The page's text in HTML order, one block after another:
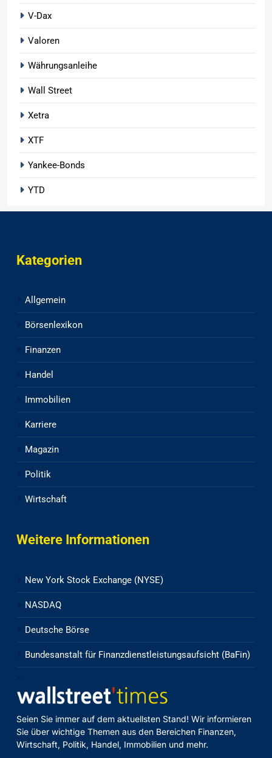
V-Dax
Valoren
Währungsanleihe
Wall Street
Xetra
XTF
Yankee-Bonds
YTD
Kategorien
Allgemein
Börsenlexikon
Finanzen
Handel
Immobilien
Karriere
Magazin
Politik
Wirtschaft
Weitere Informationen
New York Stock Exchange (NYSE)
NASDAQ
Deutsche Börse
Bundesanstalt für Finanzdienstleistungsaufsicht (BaFin)
Seien Sie immer auf dem aktuellsten Stand! Wir informieren
Sie über wichtige Themen aus den Bereichen Finanzen,
Wirtschaft, Politik, Handel, Immobilien und mehr.